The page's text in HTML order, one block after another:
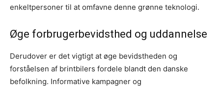
enkeltpersoner til at omfavne denne grønne teknologi.
Øge forbrugerbevidsthed og uddannelse
Derudover er det vigtigt at øge bevidstheden og
forståelsen af brintbilers fordele blandt den danske
befolkning. Informative kampagner og